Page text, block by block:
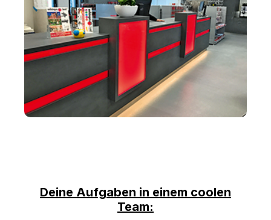
Deine Aufgaben in einem coolen
Team: